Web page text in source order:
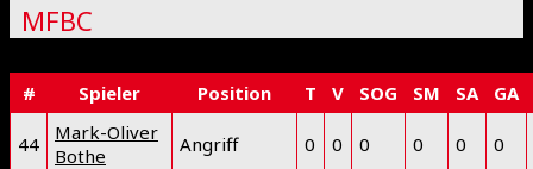
MFBC
# Spieler Position T V SOG SM SA GA
44
Mark-Oliver
Bothe
Angriff 0 0 0 0 0 0